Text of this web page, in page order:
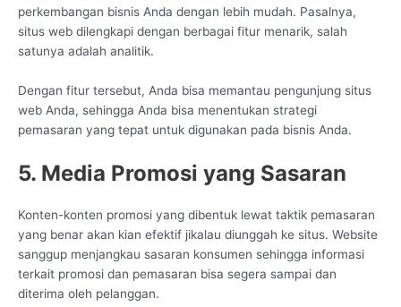
perkembangan bisnis Anda dengan lebih mudah. Pasalnya,
situs web dilengkapi dengan berbagai fitur menarik, salah
satunya adalah analitik.
Dengan fitur tersebut, Anda bisa memantau pengunjung situs
web Anda, sehingga Anda bisa menentukan strategi
pemasaran yang tepat untuk digunakan pada bisnis Anda.
5. Media Promosi yang Sasaran
Konten-konten promosi yang dibentuk lewat taktik pemasaran
yang benar akan kian efektif jikalau diunggah ke situs. Website
sanggup menjangkau sasaran konsumen sehingga informasi
terkait promosi dan pemasaran bisa segera sampai dan
diterima oleh pelanggan.